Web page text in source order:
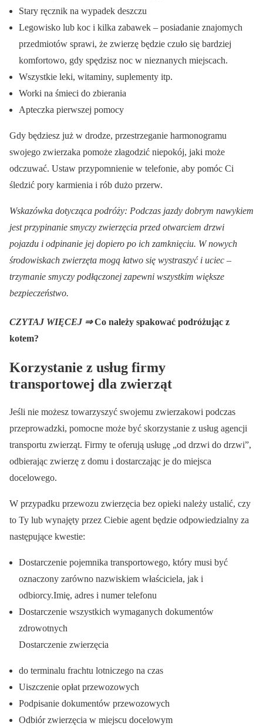
Stary ręcznik na wypadek deszczu
Legowisko lub koc i kilka zabawek – posiadanie znajomych
przedmiotów sprawi, że zwierzę będzie czuło się bardziej
komfortowo, gdy spędzisz noc w nieznanych miejscach.
Wszystkie leki, witaminy, suplementy itp.
Worki na śmieci do zbierania
Apteczka pierwszej pomocy
Gdy będziesz już w drodze, przestrzeganie harmonogramu
swojego zwierzaka pomoże złagodzić niepokój, jaki może
odczuwać. Ustaw przypomnienie w telefonie, aby pomóc Ci
śledzić pory karmienia i rób dużo przerw.
Wskazówka dotycząca podróży: Podczas jazdy dobrym nawykiem
jest przypinanie smyczy zwierzęcia przed otwarciem drzwi
pojazdu i odpinanie jej dopiero po ich zamknięciu. W nowych
środowiskach zwierzęta mogą łatwo się wystraszyć i uciec –
trzymanie smyczy podłączonej zapewni wszystkim większe
bezpieczeństwo.
CZYTAJ WIĘCEJ ⇒Co należy spakować podróżując z
kotem?
Korzystanie z usług firmy
transportowej dla zwierząt
Jeśli nie możesz towarzyszyć swojemu zwierzakowi podczas
przeprowadzki, pomocne może być skorzystanie z usług agencji
transportu zwierząt. Firmy te oferują usługę „od drzwi do drzwi”,
odbierając zwierzę z domu i dostarczając je do miejsca
docelowego.
W przypadku przewozu zwierzęcia bez opieki należy ustalić, czy
to Ty lub wynajęty przez Ciebie agent będzie odpowiedzialny za
następujące kwestie:
Dostarczenie pojemnika transportowego, który musi być
oznaczony zarówno nazwiskiem właściciela, jak i
odbiorcy.Imię, adres i numer telefonu
Dostarczenie wszystkich wymaganych dokumentów
zdrowotnych
Dostarczenie zwierzęcia
do terminalu frachtu lotniczego na czas
Uiszczenie opłat przewozowych
Podpisanie dokumentów przewozowych
Odbiór zwierzęcia w miejscu docelowym